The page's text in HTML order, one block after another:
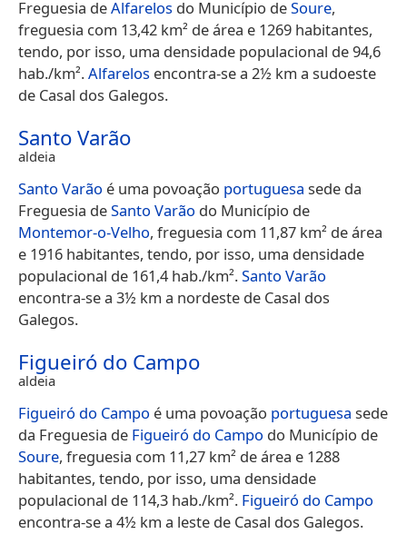
Freguesia deAlfarelos do Município deSoure,
freguesia com 13,42 km² de área e 1269 habitantes,
tendo, por isso, uma densidade populacional de 94,6
hab./km².Alfarelos encontra-se a 2½ km a sudoeste
de Casal dos Galegos.
Santo Varão
aldeia
Santo Varão é uma povoação portuguesa sede da
Freguesia deSanto Varão do Município de
Montemor-o-Velho, freguesia com 11,87 km² de área
e 1916 habitantes, tendo, por isso, uma densidade
populacional de 161,4 hab./km².Santo Varão
encontra-se a 3½ km a nordeste de Casal dos
Galegos.
Figueiró do Campo
aldeia
Figueiró do Campo é uma povoação portuguesa sede
da Freguesia de Figueiró do Campo do Município de
Soure, freguesia com 11,27 km² de área e 1288
habitantes, tendo, por isso, uma densidade
populacional de 114,3 hab./km². Figueiró do Campo
encontra-se a 4½ km a leste de Casal dos Galegos.